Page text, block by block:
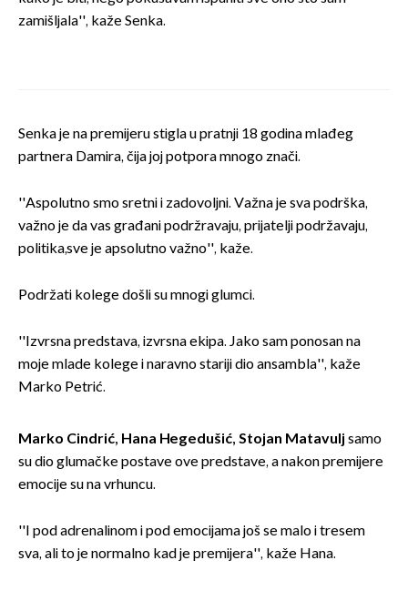
zamišljala'', kaže Senka.
Senka je na premijeru stigla u pratnji 18 godina mlađeg
partnera Damira, čija joj potpora mnogo znači.
''Aspolutno smo sretni i zadovoljni. Važna je sva podrška,
važno je da vas građani podržravaju, prijatelji podržavaju,
politika,sve je apsolutno važno'', kaže.
Podržati kolege došli su mnogi glumci.
''Izvrsna predstava, izvrsna ekipa. Jako sam ponosan na
moje mlade kolege i naravno stariji dio ansambla'', kaže
Marko Petrić.
Marko Cindrić, Hana Hegedušić, Stojan Matavulj samo
su dio glumačke postave ove predstave, a nakon premijere
emocije su na vrhuncu.
''I pod adrenalinom i pod emocijama još se malo i tresem
sva, ali to je normalno kad je premijera'', kaže Hana.